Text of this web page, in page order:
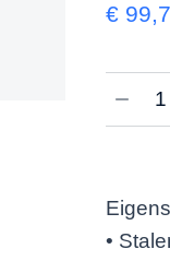
€
•